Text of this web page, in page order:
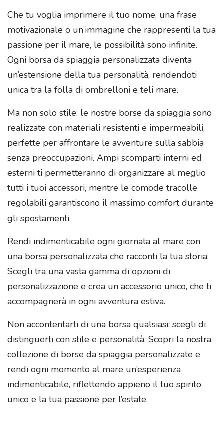
Che tu voglia imprimere il tuo nome, una frase
motivazionale o un’immagine che rappresenti la tua
passione per il mare, le possibilità sono infinite.
Ogni borsa da spiaggia personalizzata diventa
un’estensione della tua personalità, rendendoti
unica tra la folla di ombrelloni e teli mare.
Ma non solo stile: le nostre borse da spiaggia sono
realizzate con materiali resistenti e impermeabili,
perfette per affrontare le avventure sulla sabbia
senza preoccupazioni. Ampi scomparti interni ed
esterni ti permetteranno di organizzare al meglio
tutti i tuoi accessori, mentre le comode tracolle
regolabili garantiscono il massimo comfort durante
gli spostamenti.
Rendi indimenticabile ogni giornata al mare con
una borsa personalizzata che racconti la tua storia.
Scegli tra una vasta gamma di opzioni di
personalizzazione e crea un accessorio unico, che ti
accompagnerà in ogni avventura estiva.
Non accontentarti di una borsa qualsiasi: scegli di
distinguerti con stile e personalità. Scopri la nostra
collezione di borse da spiaggia personalizzate e
rendi ogni momento al mare un’esperienza
indimenticabile, riflettendo appieno il tuo spirito
unico e la tua passione per l’estate.